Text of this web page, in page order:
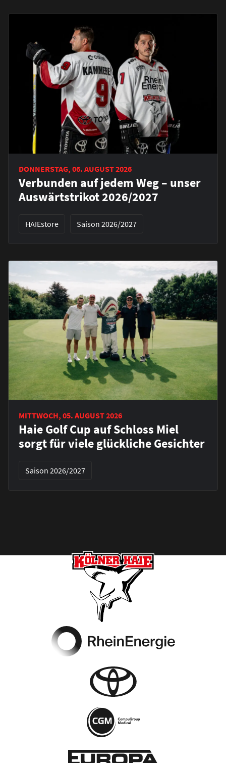
DONNERSTAG, 06. AUGUST 2026
Verbunden auf jedem Weg – unser
Auswärtstrikot 2026/2027
HAIEstore Saison 2026/2027
MITTWOCH, 05. AUGUST 2026
Haie Golf Cup auf Schloss Miel
sorgt für viele glückliche Gesichter
Saison 2026/2027